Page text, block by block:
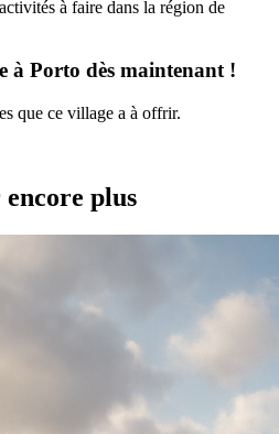
à faire dans la région de
à Porto dès maintenant !
que ce village a à offrir.
plus